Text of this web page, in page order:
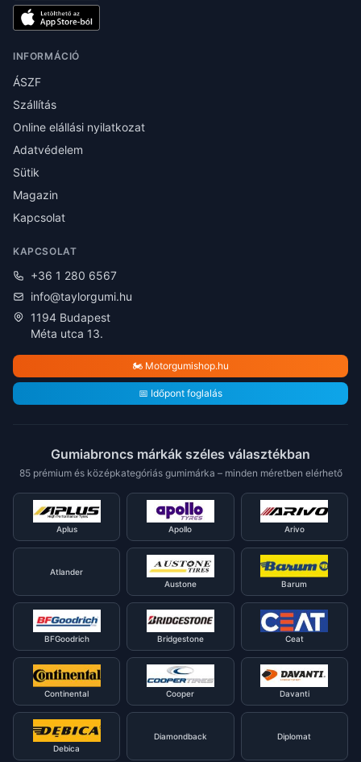
INFORMÁCIÓ
ÁSZF
Szállítás
Online elállási nyilatkozat
Adatvédelem
Sütik
Magazin
Kapcsolat
KAPCSOLAT
+36 1 280 6567
info@taylorgumi.hu
1194 Budapest
Méta utca 13.
🏍️ Motorgumishop.hu
📅 Időpont foglalás
Gumiabroncs márkák széles választékban
85 prémium és középkategóriás gumimárka – minden méretben elérhető
Aplus Apollo Arivo
Atlander
Austone
Barum
BFGoodrich Bridgestone Ceat
Continental Cooper Davanti
Debica
Diamondback Diplomat